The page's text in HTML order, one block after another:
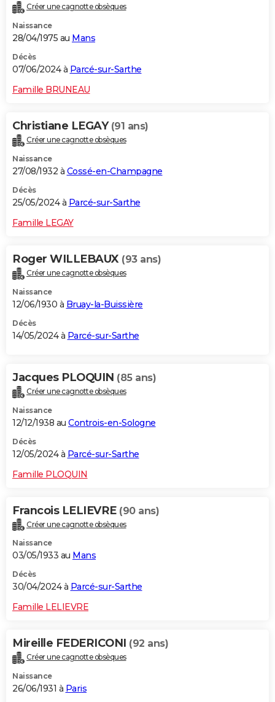
Créer une cagnotte obsèques
Naissance
28/04/1975 au Mans
Décès
07/06/2024 à Parcé-sur-Sarthe
Famille BRUNEAU
Christiane LEGAY (91 ans)
Créer une cagnotte obsèques
Naissance
27/08/1932 à Cossé-en-Champagne
Décès
25/05/2024 à Parcé-sur-Sarthe
Famille LEGAY
Roger WILLEBAUX (93 ans)
Créer une cagnotte obsèques
Naissance
12/06/1930 à Bruay-la-Buissière
Décès
14/05/2024 à Parcé-sur-Sarthe
Jacques PLOQUIN (85 ans)
Créer une cagnotte obsèques
Naissance
12/12/1938 au Controis-en-Sologne
Décès
12/05/2024 à Parcé-sur-Sarthe
Famille PLOQUIN
Francois LELIEVRE (90 ans)
Créer une cagnotte obsèques
Naissance
03/05/1933 au Mans
Décès
30/04/2024 à Parcé-sur-Sarthe
Famille LELIEVRE
Mireille FEDERICONI (92 ans)
Créer une cagnotte obsèques
Naissance
26/06/1931 à Paris